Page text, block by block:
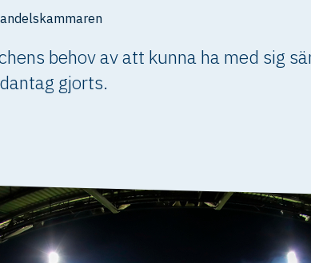
behov av att kunna ha med sig
gjorts.